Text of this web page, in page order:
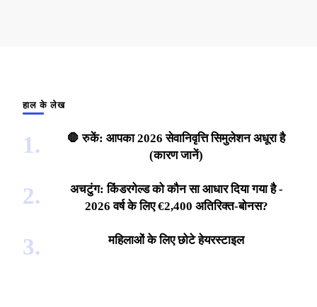
हाल के लेख
🛑 रुकें: आपका 2026 सेवानिवृत्ति सिमुलेशन अधूरा है
(कारण जानें)
अचटुंग: किंडरगेल्ड को कौन सा आधार दिया गया है -
2026 वर्ष के लिए €2,400 अतिरिक्त-बोनस?
महिलाओं के लिए छोटे हेयरस्टाइल